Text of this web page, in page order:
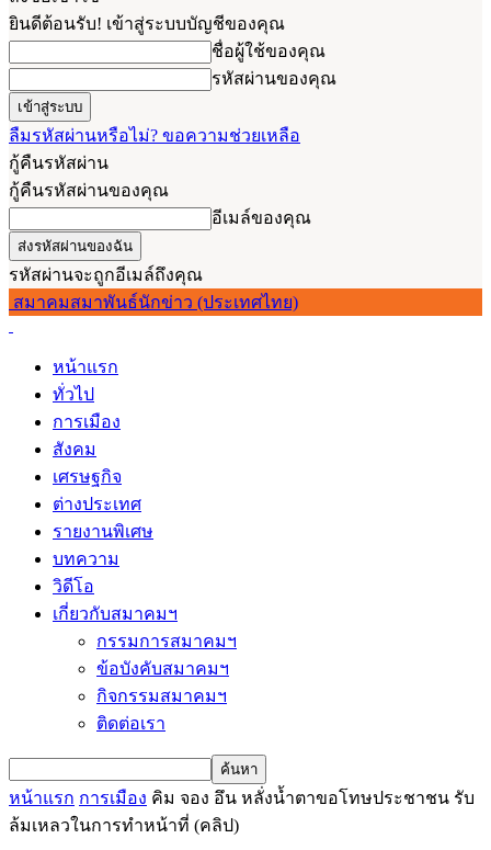
ยินดีต้อนรับ! เข้าสู่ระบบบัญชีของคุณ
ชื่อผู้ใช้ของคุณ
รหัสผ่านของคุณ
ลืมรหัสผ่านหรือไม่? ขอความช่วยเหลือ
กู้คืนรหัสผ่าน
กู้คืนรหัสผ่านของคุณ
อีเมล์ของคุณ
รหัสผ่านจะถูกอีเมล์ถึงคุณ
สมาคมสมาพันธ์นักข่าว (ประเทศไทย)
หน้าแรก
ทั่วไป
การเมือง
สังคม
เศรษฐกิจ
ต่างประเทศ
รายงานพิเศษ
บทความ
วิดีโอ
เกี่ยวกับสมาคมฯ
กรรมการสมาคมฯ
ข้อบังคับสมาคมฯ
กิจกรรมสมาคมฯ
ติดต่อเรา
หน้าแรก การเมือง คิม จอง อึน หลั่งน้ำตาขอโทษประชาชน รับ
ล้มเหลวในการทำหน้าที่ (คลิป)